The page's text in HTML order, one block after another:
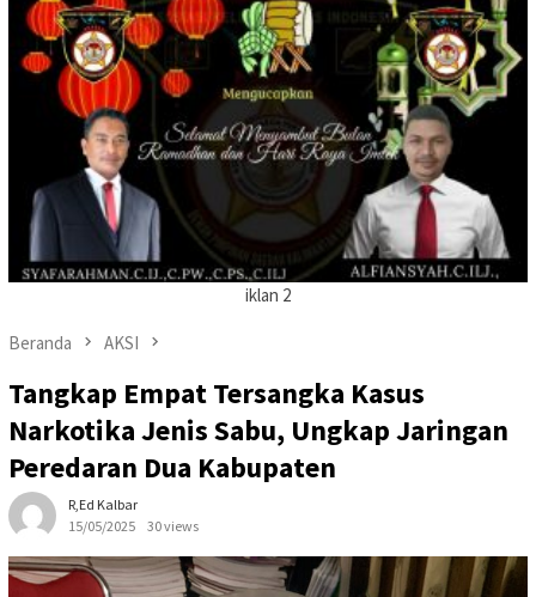
iklan 2
Beranda AKSI
Tangkap Empat Tersangka Kasus
Narkotika Jenis Sabu, Ungkap Jaringan
Peredaran Dua Kabupaten
R,Ed Kalbar
15/05/2025
30 views